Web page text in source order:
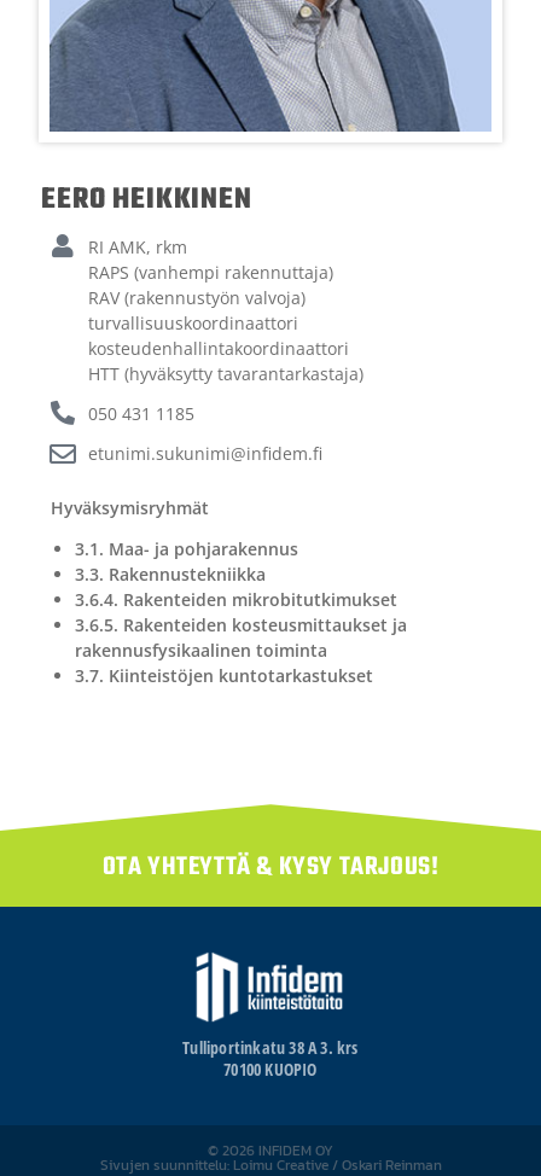
EERO HEIKKINEN
RI AMK, rkm
RAPS (vanhempi rakennuttaja)
RAV (rakennustyön valvoja)
turvallisuuskoordinaattori
kosteudenhallintakoordinaattori
HTT (hyväksytty tavarantarkastaja)
050 431 1185
etunimi.sukunimi@infidem.fi
Hyväksymisryhmät
3.1. Maa- ja pohjarakennus
3.3. Rakennustekniikka
3.6.4. Rakenteiden mikrobitutkimukset
3.6.5. Rakenteiden kosteusmittaukset ja
rakennusfysikaalinen toiminta
3.7. Kiinteistöjen kuntotarkastukset
OTA YHTEYTTÄ & KYSY TARJOUS!
Tulliportinkatu 38 A 3. krs
70100 KUOPIO
© 2026 INFIDEM OY
Sivujen suunnittelu: Loimu Creative / Oskari Reinman